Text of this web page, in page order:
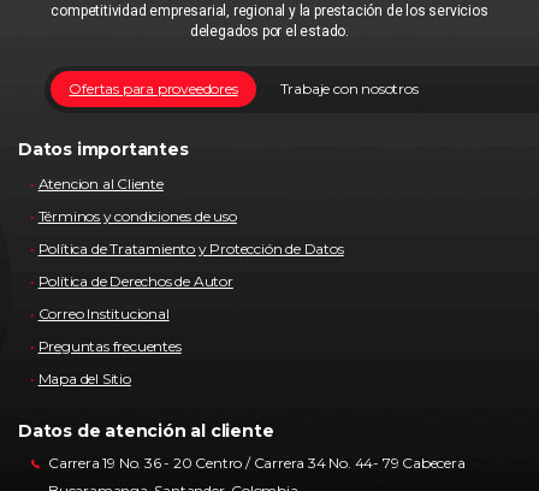
competitividad empresarial, regional y la prestación de los servicios
delegados por el estado.
Trabaje con nosotros
Ofertas para proveedores
Datos importantes
Atencion al Cliente
Términos y condiciones de uso
Política de Tratamiento y Protección de Datos
Política de Derechos de Autor
Correo Institucional
Preguntas frecuentes
Mapa del Sitio
Datos de atención al cliente
Carrera 19 No. 36 - 20 Centro / Carrera 34 No. 44- 79 Cabecera